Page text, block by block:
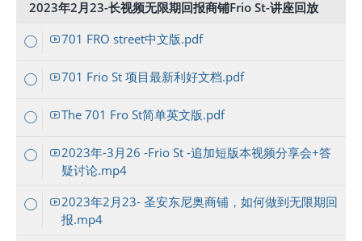
2023年2月23-长视频无限期回报商铺Frio St-讲座回放
701 FRO street中文版.pdf
701 Frio St 项目最新利好文档.pdf
The 701 Fro St简单英文版.pdf
2023年-3月26 -Frio St -追加短版本视频分享会+答
疑讨论.mp4
2023年2月23- 圣安东尼奥商铺，如何做到无限期回
报.mp4